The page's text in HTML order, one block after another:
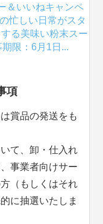
＆いいねキャンペ
忙しい日常がスタ
る美味い粉末スー
限：6月1日...
項
賞品の発送をも
て、卸・仕入れ
事業者向けサー
（もしくはそれ
に抽選いたしま